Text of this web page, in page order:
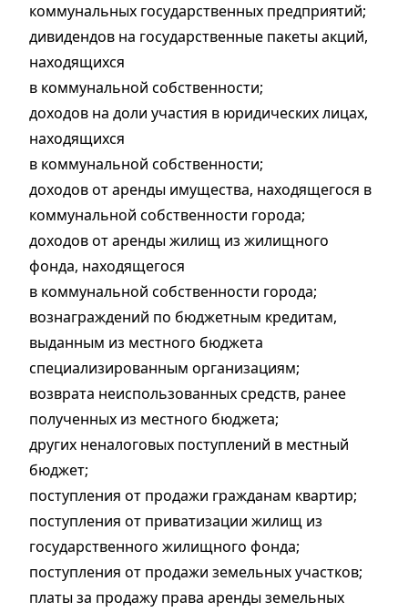
коммунальных государственных предприятий;
дивидендов на государственные пакеты акций,
находящихся
в коммунальной собственности;
доходов на доли участия в юридических лицах,
находящихся
в коммунальной собственности;
доходов от аренды имущества, находящегося в
коммунальной собственности города;
доходов от аренды жилищ из жилищного
фонда, находящегося
в коммунальной собственности города;
вознаграждений по бюджетным кредитам,
выданным из местного бюджета
специализированным организациям;
возврата неиспользованных средств, ранее
полученных из местного бюджета;
других неналоговых поступлений в местный
бюджет;
поступления от продажи гражданам квартир;
поступления от приватизации жилищ из
государственного жилищного фонда;
поступления от продажи земельных участков;
платы за продажу права аренды земельных